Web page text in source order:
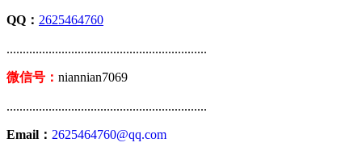
QQ： 2625464760
..............................................................
微信号： niannian7069
..............................................................
Email： 2625464760@qq.com